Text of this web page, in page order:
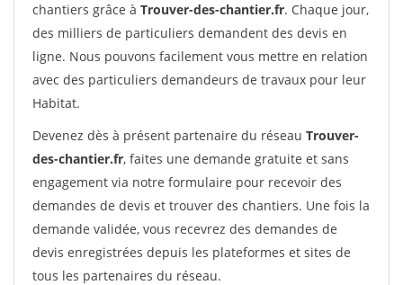
chantiers grâce à Trouver-des-chantier.fr. Chaque jour,
des milliers de particuliers demandent des devis en
ligne. Nous pouvons facilement vous mettre en relation
avec des particuliers demandeurs de travaux pour leur
Habitat.
Devenez dès à présent partenaire du réseau Trouver-
des-chantier.fr, faites une demande gratuite et sans
engagement via notre formulaire pour recevoir des
demandes de devis et trouver des chantiers. Une fois la
demande validée, vous recevrez des demandes de
devis enregistrées depuis les plateformes et sites de
tous les partenaires du réseau.